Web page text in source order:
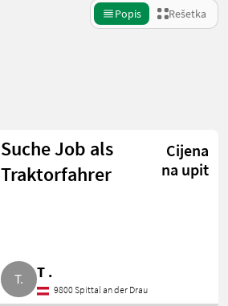
Popis Rešetka
Država Filtri
Suche Job als
Traktorfahrer
Cijena
na upit
T .
9800 Spittal an der Drau